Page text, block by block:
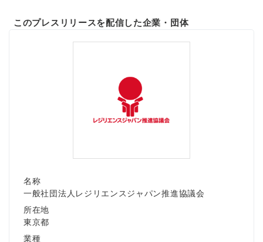
このプレスリリースを配信した企業・団体
名称
一般社団法人レジリエンスジャパン推進協議会
所在地
東京都
業種